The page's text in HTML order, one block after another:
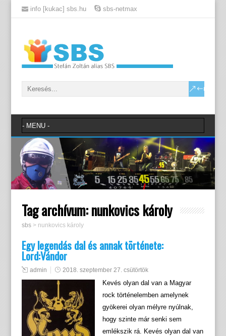
info [kukac] sbs.hu sbs-netmax
Tag archívum:nunkovics károly
sbs> nunkovics károly
Egy legendás dal és annak története:
Lord:Vándor
admin 2018. szeptember 27. csütörtök
Kevés olyan dal van a Magyar
rock történelemben amelynek
gyökerei olyan mélyre nyúlnak,
hogy szinte már senki sem
emlékszik rá. Kevés olyan dal van